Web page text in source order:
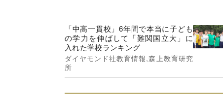
「中高一貫校」6年間で本当に子ども
の学力を伸ばして「難関国立大」に
入れた学校ランキング
ダイヤモンド社教育情報,森上教育研究
所